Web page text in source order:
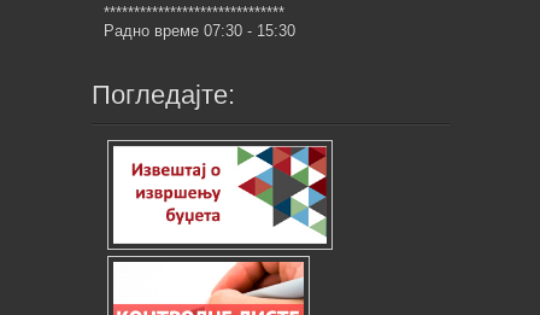
******************************
Радно време 07:30 - 15:30
Погледајте: